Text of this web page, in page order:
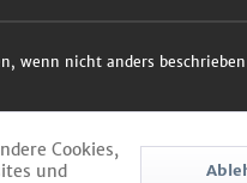
wenn nicht anders beschrieben
Cookies,
und